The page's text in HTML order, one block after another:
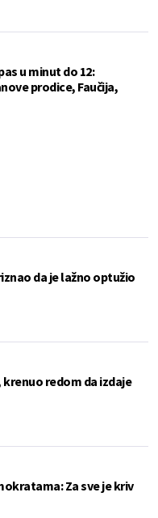
u minut do 12:
prodice, Faučija,
da je lažno optužio
redom da izdaje
Za sve je kriv